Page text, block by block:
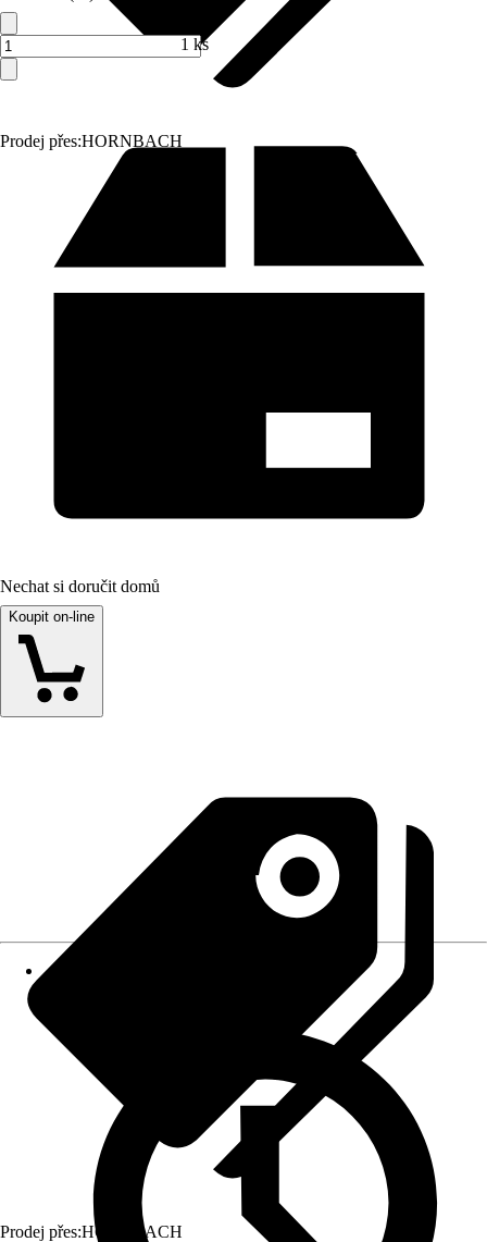
Prodej přes:HORNBACH
1 ks
Nechat si doručit domů
Koupit on-line
Prodej přes:HORNBACH